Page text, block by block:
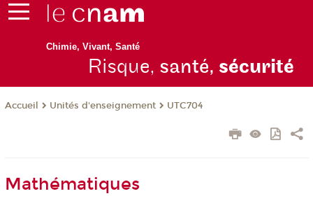
Chimie, Vivant, Santé
Risque, santé, sécurité
Accueil Unités d'enseignement UTC704
Mathématiques